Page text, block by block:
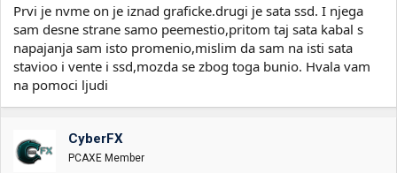
Prvi je nvme on je iznad graficke.drugi je sata ssd. I njega
sam desne strane samo peemestio,pritom taj sata kabal s
napajanja sam isto promenio,mislim da sam na isti sata
stavioo i vente i ssd,mozda se zbog toga bunio. Hvala vam
na pomoci ljudi
CyberFX
PCAXE Member